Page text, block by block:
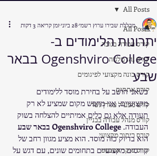
All Posts
קורס עבודה בגובה
קורס נהג מלגזה
קורס בונה מקצועי לפיגומים
קורס אתתים
קורס מפעיל עגורן גשר
קורס מנהל עבודה בבניין
קורס ריתוך מקצועי
קורס סוקר אסבסט
All Posts
יתרונות הלימודים ב-
Ogenshviro College בבאר
שבע
מכללת שבירו ערוץ רשמי28 ביוני זמן קריאה 3 דקות
כשאני חושב על בחירת מוסד ללימודים
מקצועיים, אני מחפש מקום שמציע לא רק
תעודה אלא גם כלים אמיתיים להצלחה בשוק
העבודה. Ogenshviro College בבאר שבע
הוא בדיוק כזה מוסד. הוא מציע מגוון רחב של
קורסים מקצועיים בתחומים שונים, עם דגש על